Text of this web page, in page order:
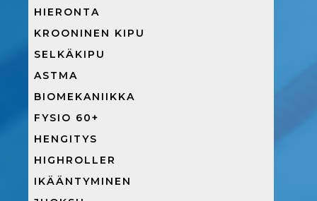
HIERONTA
KROONINEN KIPU
SELKÄKIPU
ASTMA
BIOMEKANIIKKA
FYSIO 60+
HENGITYS
HIGHROLLER
IKÄÄNTYMINEN